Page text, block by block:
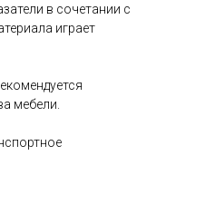
в сочетании с
играет
мебели.